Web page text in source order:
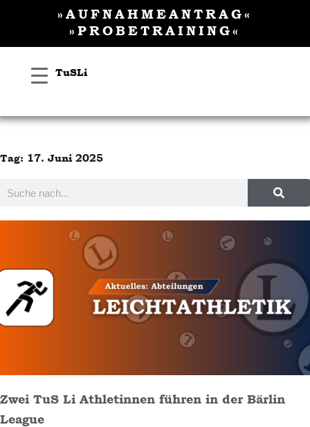
»AUFNAHMEANTRAG«
»PROBETRAINING«
TuSLi
Tag: 17. Juni 2025
Zwei TuS Li Athletinnen führen in der Bärlin
League